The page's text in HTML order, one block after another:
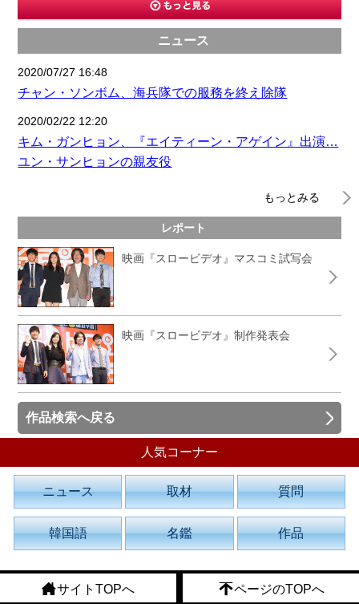
ニュース
2020/07/27 16:48
チャン・ソンボム、海兵隊での服務を終え除隊
2020/02/22 12:20
キム・ガンヒョン、『エイティーン・アゲイン』出演…
ユン・サンヒョンの親友役
もっとみる
レポート
映画『スロービデオ』マスコミ試写会
映画『スロービデオ』制作発表会
作品検索へ戻る
人気コーナー
ニュース 取材 質問
韓国語 名鑑 作品
サイトTOPへ ページのTOPへ